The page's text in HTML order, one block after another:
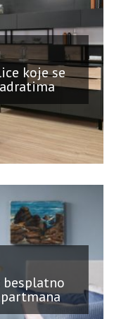
koje se
besplatno